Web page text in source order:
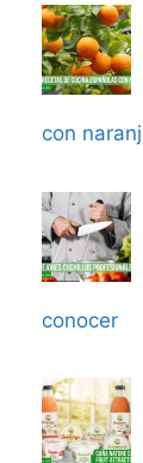
con
conocer